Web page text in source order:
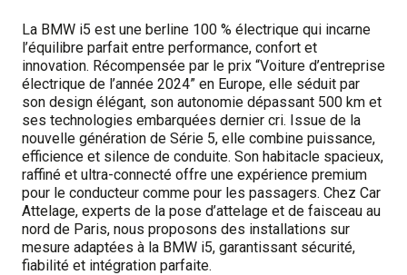
La BMW i5 est une berline 100 % électrique qui incarne
l’équilibre parfait entre performance, confort et
innovation. Récompensée par le prix “Voiture d’entreprise
électrique de l’année 2024” en Europe, elle séduit par
son design élégant, son autonomie dépassant 500 km et
ses technologies embarquées dernier cri. Issue de la
nouvelle génération de Série 5, elle combine puissance,
efficience et silence de conduite. Son habitacle spacieux,
raffiné et ultra-connecté offre une expérience premium
pour le conducteur comme pour les passagers. Chez Car
Attelage, experts de la pose d’attelage et de faisceau au
nord de Paris, nous proposons des installations sur
mesure adaptées à la BMW i5, garantissant sécurité,
fiabilité et intégration parfaite.